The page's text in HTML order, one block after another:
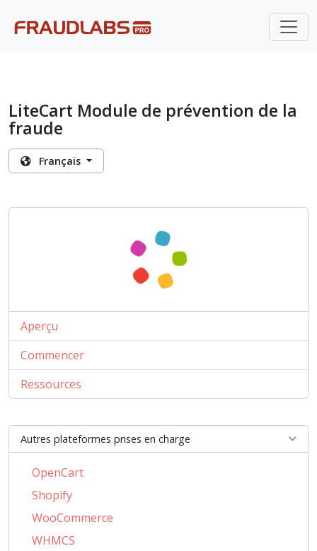
LiteCart Module de prévention de la
fraude
Français
Aperçu
Commencer
Ressources
Autres plateformes prises en charge
OpenCart
Shopify
WooCommerce
WHMCS